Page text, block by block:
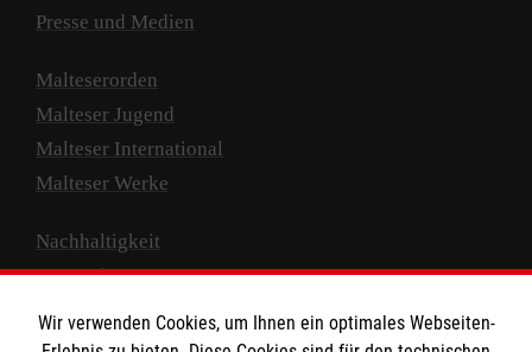
Presse und Medien
Malteserorden
Malteser Jugend
Malteser International
Malteser Werke
Nachhaltigkeit
Prävention
Compliance
Transparenz
Wir verwenden Cookies, um Ihnen ein optimales Webseiten-